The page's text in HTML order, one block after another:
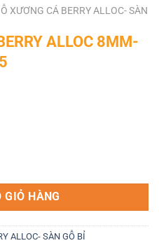
XƯƠNG CÁ BERRY ALLOC- SÀN
ALLOC 8MM-
8MM-62002164-62002165 số
GIỎ HÀNG
ALLOC- SÀN GỖ BỈ